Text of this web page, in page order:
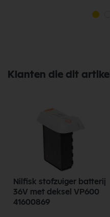
Klanten die dit
Nilfisk stofzuiger batterij
36V met deksel VP600
41600869